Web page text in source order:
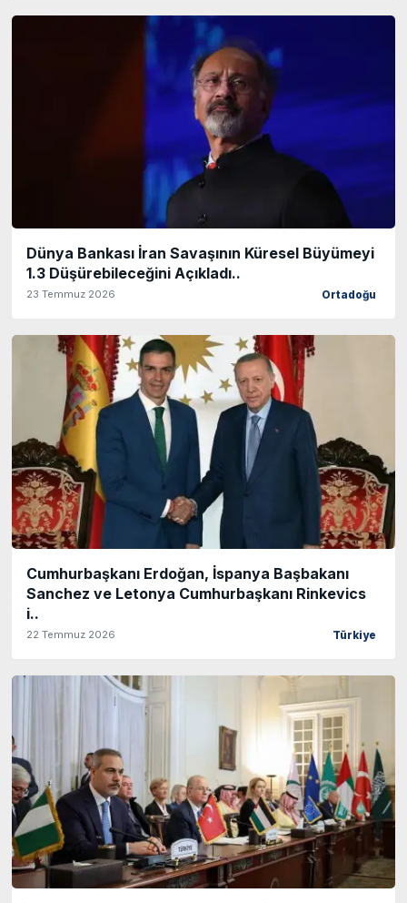
Dünya Bankası İran Savaşının Küresel Büyümeyi
1.3 Düşürebileceğini Açıkladı..
23 Temmuz 2026 Ortadoğu
Cumhurbaşkanı Erdoğan, İspanya Başbakanı
Sanchez ve Letonya Cumhurbaşkanı Rinkevics
i..
22 Temmuz 2026 Türkiye